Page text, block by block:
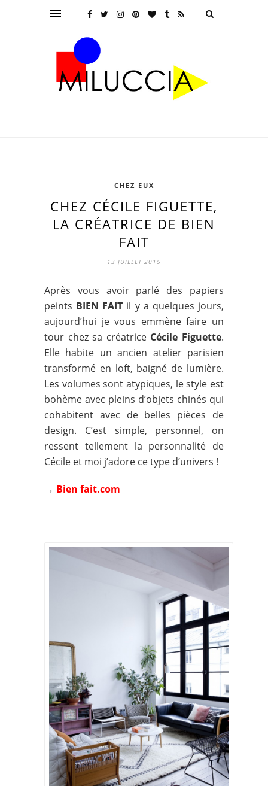
CHEZ EUX
CHEZ CÉCILE FIGUETTE,
LA CRÉATRICE DE BIEN
FAIT
13 JUILLET 2015
Après vous avoir parlé des papiers
peints BIEN FAIT il y a quelques jours,
aujourd’hui je vous emmène faire un
tour chez sa créatriceCécile Figuette.
Elle habite un ancien atelier parisien
transformé en loft, baigné de lumière.
Les volumes sont atypiques, le style est
bohème avec pleins d’objets chinés qui
cohabitent avec de belles pièces de
design. C’est simple, personnel, on
ressent tellement la personnalité de
Cécile et moi j’adore ce type d’univers !
→ Bien fait.com